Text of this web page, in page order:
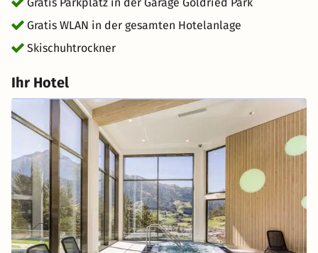
Gratis WLAN in der gesamten Hotelanlage
Skischuhtrockner
Ihr Hotel